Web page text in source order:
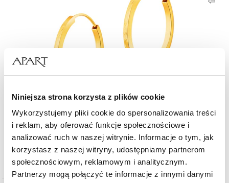
Niniejsza strona korzysta z plików cookie
Wykorzystujemy pliki cookie do spersonalizowania treści
i reklam, aby oferować funkcje społecznościowe i
analizować ruch w naszej witrynie. Informacje o tym, jak
korzystasz z naszej witryny, udostępniamy partnerom
społecznościowym, reklamowym i analitycznym.
Partnerzy mogą połączyć te informacje z innymi danymi
Złote kolczyki szarnir - koła, 19 mm
od 829 zł